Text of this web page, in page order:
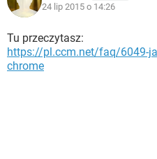
24 lip 2015 o 14:26
Tu przeczytasz:
https://pl.ccm.net/faq/6049-
chrome